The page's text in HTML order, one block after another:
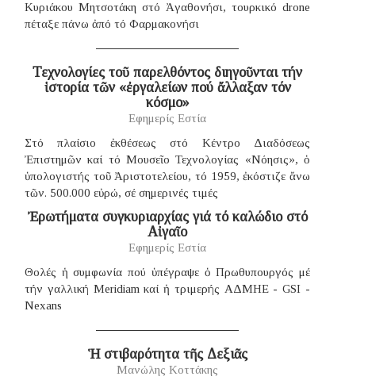
Κυριάκου Μητσοτάκη στό Ἀγαθονήσι, τουρκικό drone
πέταξε πάνω ἀπό τό Φαρμακονήσι
Τεχνολογίες τοῦ παρελθόντος διηγοῦνται τήν
ἱστορία τῶν «ἐργαλείων πού ἄλλαξαν τόν
κόσμο»
Εφημερίς Εστία
Στό πλαίσιο ἐκθέσεως στό Κέντρο Διαδόσεως
Ἐπιστημῶν καί τό Μουσεῖο Τεχνολογίας «Νόησις», ὁ
ὑπολογιστής τοῦ Ἀριστοτελείου, τό 1959, ἐκόστιζε ἄνω
τῶν. 500.000 εὐρώ, σέ σημερινές τιμές
Ἐρωτήματα συγκυριαρχίας γιά τό καλώδιο στό
Αἰγαῖο
Εφημερίς Εστία
Θολές ἡ συμφωνία πού ὑπέγραψε ὁ Πρωθυπουργός μέ
τήν γαλλική Μeridiam καί ἡ τριμερής ΑΔΜΗΕ - GSI -
Nexans
Ἡ στιβαρότητα τῆς Δεξιᾶς
Μανώλης Κοττάκης